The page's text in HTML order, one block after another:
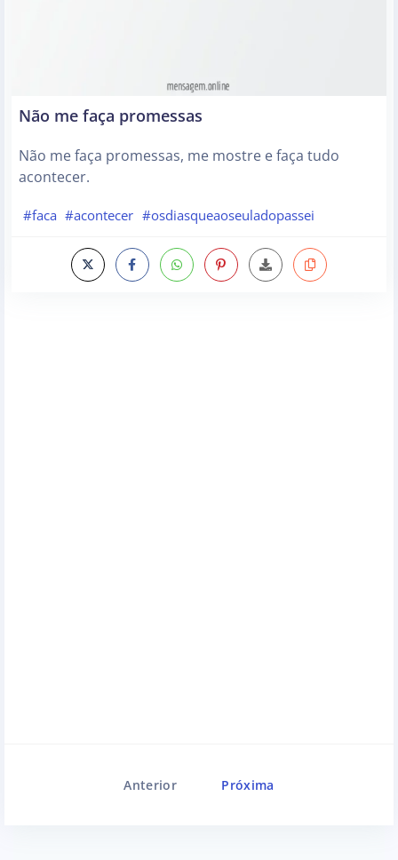
Não me faça promessas
Não me faça promessas, me mostre e faça tudo
acontecer.
#faca #acontecer #osdiasqueaoseuladopassei
Anterior Próxima